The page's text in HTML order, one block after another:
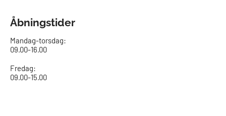
Åbningstider
Mandag-torsdag:
09.00-16.00​
Fredag:
09.00-15.00